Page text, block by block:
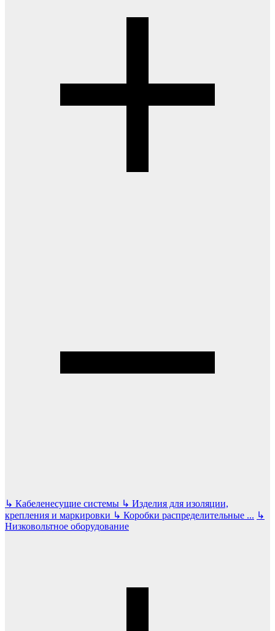
↳ Кабеленесущие системы ↳ Изделия для изоляции,
крепления и маркировки ↳ Коробки распределительные ... ↳
Низковольтное оборудование